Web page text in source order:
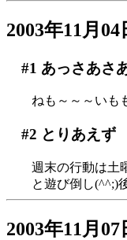
2003年11月04
#1 あっさあさ
ねも～～～いも
#2 とりあえず
週末の行動は土
と遊び倒し(^^;)
2003年11月07